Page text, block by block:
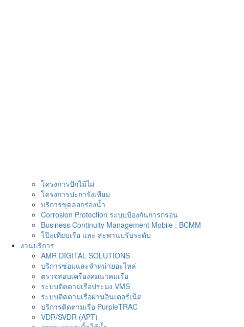
โครงการปักไม้ไผ่
โครงการปะการังเทียม
บริการขุดลอกร่องน้ำ
Corrosion Protection ระบบป้องกันการกร่อน
Business Continuity Management Mobile : BCMM
โป๊ะเทียบเรือ และ สะพานปรับระดับ
งานบริการ
AMR DIGITAL SOLUTIONS
บริการซ่อมและจำหน่ายอะไหล่
ตรวจสอบเครื่องคมนาคมเรือ
ระบบติดตามเรือประมง VMS
ระบบติดตามเรือผ่านอินเตอร์เน็ต
บริการติดตามเรือ PurpleTRAC
VDR/SVDR (APT)